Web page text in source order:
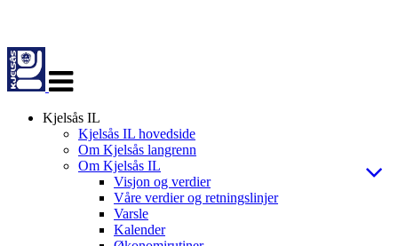
navigasjon
Kjelsås IL
Kjelsås IL hovedside
Om Kjelsås langrenn
Om Kjelsås IL
Visjon og verdier
Våre verdier og retningslinjer
Varsle
Kalender